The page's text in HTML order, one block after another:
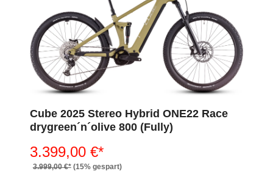
Cube 2025 Stereo Hybrid ONE22 Race
drygreen´n´olive 800 (Fully)
3.399,00 €*
3.999,00 €* (15% gespart)